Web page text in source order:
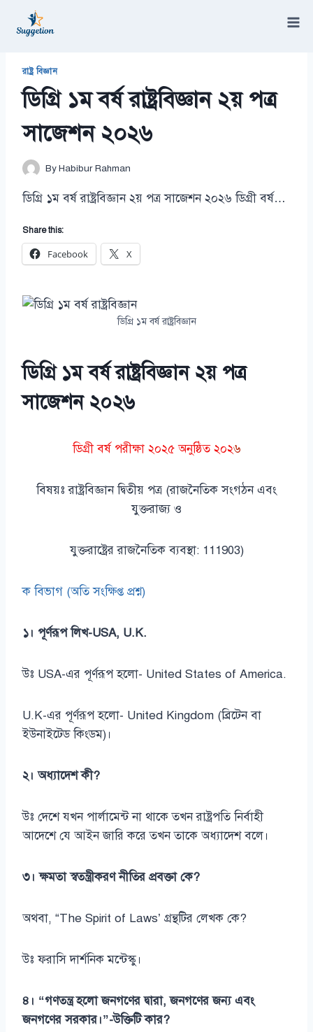
রাষ্ট্র বিজ্ঞান
ডিগ্রি ১ম বর্ষ রাষ্ট্রবিজ্ঞান ২য় পত্র
সাজেশন ২০২৬
ByHabibur Rahman
ডিগ্রি ১ম বর্ষ রাষ্ট্রবিজ্ঞান ২য় পত্র সাজেশন ২০২৬ ডিগ্রী বর্ষ…
Share this:
Facebook X
ডিগ্রি ১ম বর্ষ রাষ্ট্রবিজ্ঞান
ডিগ্রি ১ম বর্ষ রাষ্ট্রবিজ্ঞান ২য় পত্র
সাজেশন ২০২৬
ডিগ্রী বর্ষ পরীক্ষা ২০২৫ অনুষ্ঠিত ২০২৬
বিষয়ঃ রাষ্ট্রবিজ্ঞান দ্বিতীয় পত্র (রাজনৈতিক সংগঠন এবং
যুক্তরাজ্য ও
যুক্তরাষ্ট্রের রাজনৈতিক ব্যবস্থা: 111903)
ক বিভাগ (অতি সংক্ষিপ্ত প্রশ্ন)
১। পূর্ণরূপ লিখ-USA, U.K.
উঃ USA-এর পূর্ণরূপ হলো- United States of America.
U.K-এর পূর্ণরূপ হলো- United Kingdom (ব্রিটেন বা
ইউনাইটেড কিংডম)।
২। অধ্যাদেশ কী?
উঃ দেশে যখন পার্লামেন্ট না থাকে তখন রাষ্ট্রপতি নির্বাহী
আদেশে যে আইন জারি করে তখন তাকে অধ্যাদেশ বলে।
৩। ক্ষমতা স্বতন্ত্রীকরণ নীতির প্রবক্তা কে?
অথবা, “The Spirit of Laws’ গ্রন্থটির লেখক কে?
উঃ ফরাসি দার্শনিক মন্টেস্কু।
৪। “গণতন্ত্র হলো জনগণের দ্বারা, জনগণের জন্য এবং
জনগণের সরকার।”-উক্তিটি কার?